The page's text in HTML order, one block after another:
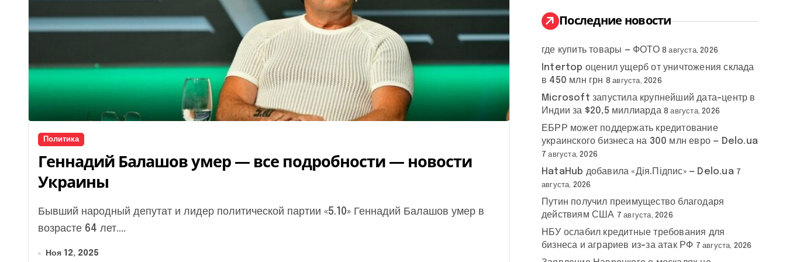
Политика
Геннадий Балашов умер — все подробности — новости
Украины
Бывший народный депутат и лидер политической партии «5.10» Геннадий Балашов умер в
возрасте 64 лет....
Ноя 12, 2025
:
Последние новости
где купить товары — ФОТО 8 августа, 2026
Intertop оценил ущерб от уничтожения склада
в 450 млн грн 8 августа, 2026
Microsoft запустила крупнейший дата-центр в
Индии за $20,5 миллиарда 8 августа, 2026
ЕБРР может поддержать кредитование
украинского бизнеса на 300 млн евро — Delo.ua
7 августа, 2026
HataHub добавила «Дія.Підпис» — Delo.ua 7
августа, 2026
Путин получил преимущество благодаря
действиям США 7 августа, 2026
НБУ ослабил кредитные требования для
бизнеса и аграриев из-за атак РФ 7 августа, 2026